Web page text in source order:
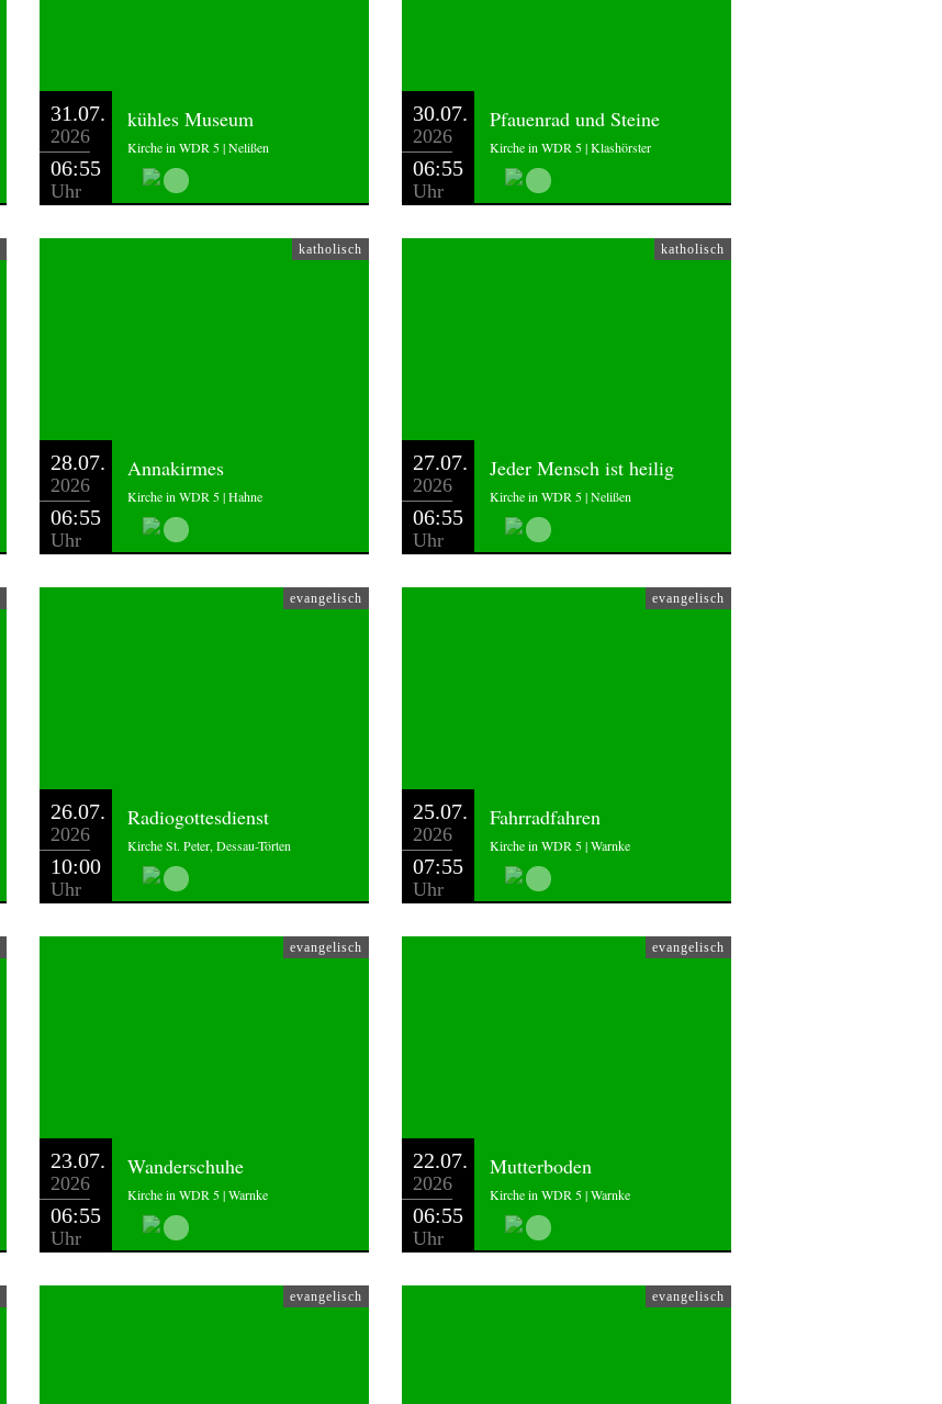
31.07.
2026
06:55
Uhr
kühles Museum
Kirche in WDR 5 | Nelißen
30.07.
2026
06:55
Uhr
Pfauenrad und Steine
Kirche in WDR 5 | Klashörster
katholisch
28.07.
2026
06:55
Uhr
Annakirmes
Kirche in WDR 5 | Hahne
katholisch
27.07.
2026
06:55
Uhr
Jeder Mensch ist heilig
Kirche in WDR 5 | Nelißen
evangelisch
26.07.
2026
10:00
Uhr
Radiogottesdienst
Kirche St. Peter, Dessau-Törten
evangelisch
25.07.
2026
07:55
Uhr
Fahrradfahren
Kirche in WDR 5 | Warnke
evangelisch
23.07.
2026
06:55
Uhr
Wanderschuhe
Kirche in WDR 5 | Warnke
evangelisch
22.07.
2026
06:55
Uhr
Mutterboden
Kirche in WDR 5 | Warnke
evangelisch evangelisch